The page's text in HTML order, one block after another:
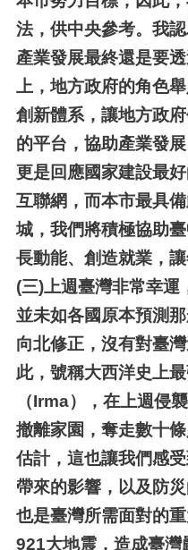
法，供中央參考。我
產業發展最終還是要
上，地方政府的角色
創新體系，讓地方政
的平台，協助產業發
更是回應國家建設最
互聯網，而本市最具
城，我們將積極協助
長動能、創造就業，
(三)上週臺灣非常幸運
並未如各國原本預測
向北修正，沒有對臺
此，號稱大西洋史上最
（Irma），在上週侵
撤離家園，奪走數十
估計，這也讓我們感
帶來的影響，以及防
也是臺灣所需面對的
921大地震，造成臺灣